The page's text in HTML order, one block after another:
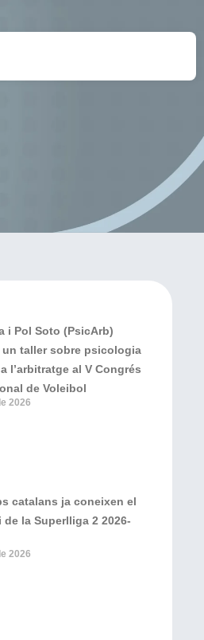
i Pol Soto (PsicArb)
un taller sobre psicologia
l’arbitratge al V Congrés
de Voleibol
2026
catalans ja coneixen el
de la Superlliga 2 2026-
2026